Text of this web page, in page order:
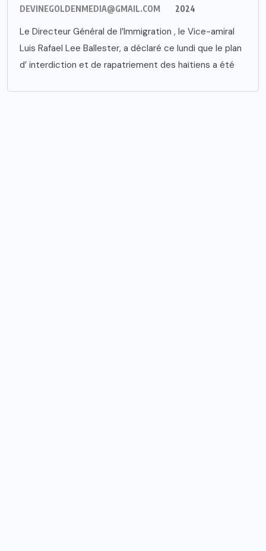
DEVINEGOLDENMEDIA@GMAIL.COM
2024
Le Directeur Général de l’Immigration , le Vice-amiral
Luis Rafael Lee Ballester, a déclaré ce lundi que le plan
d’ interdiction et de rapatriement des haïtiens a été